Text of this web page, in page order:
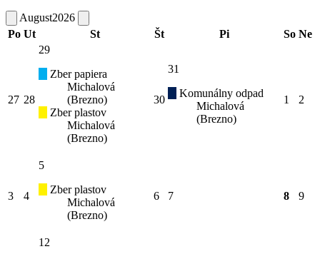
August2026
Po Ut St Št Pi So Ne
27 28
29
Zber papiera
Michalová
(Brezno)
Zber plastov
Michalová
(Brezno)
30
31
Komunálny odpad
Michalová
(Brezno)
1 2
3 4
5
Zber plastov
Michalová
(Brezno)
6 7 8 9
12